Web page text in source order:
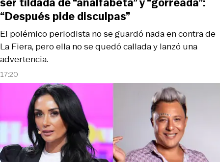
17:20
El polémico periodista no se guardó nada en contra de
La Fiera, pero ella no se quedó callada y lanzó una
advertencia.
“Después pide disculpas”